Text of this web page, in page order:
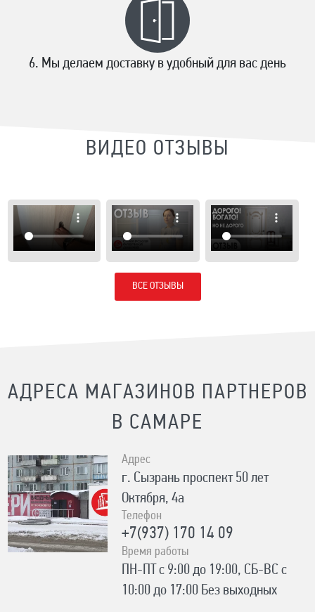
Мы делаем доставку в удобный для вас день
ВИДЕО ОТЗЫВЫ
ВСЕ ОТЗЫВЫ
АДРЕСА МАГАЗИНОВ ПАРТНЕРОВ
В САМАРЕ
Адрес
г. Сызрань ​проспект 50 лет
Октября, 4а
Телефон
+7(937) 170 14 09
Время работы
ПН-ПТ с 9:00 до 19:00, СБ-ВС с
10:00 до 17:00 Без выходных